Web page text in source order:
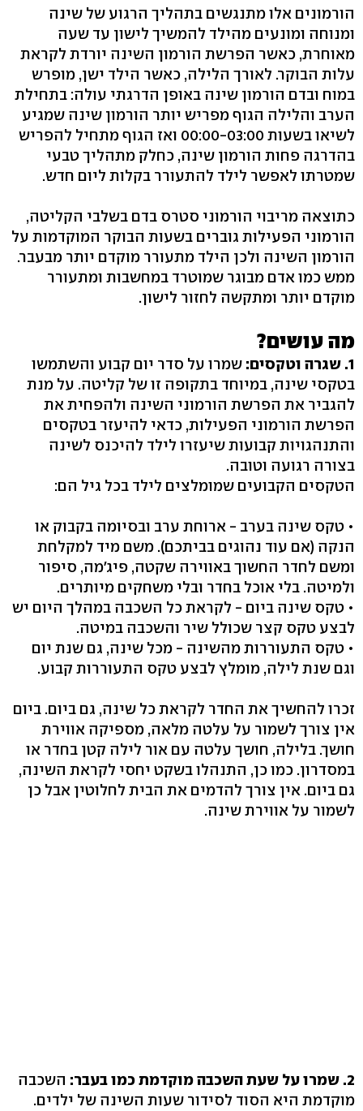
הורמונים אלו מתנגשים בתהליך הרגוע של שינה
ומנוחה ומונעים מהילד להמשיך לישון עד שעה
מאוחרת, כאשר הפרשת הורמון השינה יורדת לקראת
עלות הבוקר. לאורך הלילה, כאשר הילד ישן, מופרש
במוח ובדם הורמון שינה באופן הדרגתי עולה: בתחילת
הערב והלילה הגוף מפריש יותר הורמון שינה שמגיע
לשיאו בשעות 00:00-03:00 ואז הגוף מתחיל להפריש
בהדרגה פחות הורמון שינה, כחלק מתהליך טבעי
שמטרתו לאפשר לילד להתעורר בקלות ליום חדש.
כתוצאה מריבוי הורמוני סטרס בדם בשלבי הקליטה,
הורמוני הפעילות גוברים בשעות הבוקר המוקדמות על
הורמון השינה ולכן הילד מתעורר מוקדם יותר מבעבר.
ממש כמו אדם מבוגר שמוטרד במחשבות ומתעורר
מוקדם יותר ומתקשה לחזור לישון.
מה עושים?
1. שגרה וטקסים:
שמרו על סדר יום קבוע והשתמשו
בטקסי שינה, במיוחד בתקופה זו של קליטה. על מנת
להגביר את הפרשת הורמוני השינה ולהפחית את
הפרשת הורמוני הפעילות, כדאי להיעזר בטקסים
והתנהגויות קבועות שיעזרו לילד להיכנס לשינה
בצורה רגועה וטובה.
הטקסים הקבועים שמומלצים לילד בכל גיל הם:
• טקס שינה בערב - ארוחת ערב ובסיומה בקבוק או
הנקה (אם עוד נהוגים בביתכם). משם מיד למקלחת
ומשם לחדר החשוך באווירה שקטה, פיג'מה, סיפור
ולמיטה. בלי אוכל בחדר ובלי משחקים מיותרים.
• טקס שינה ביום - לקראת כל השכבה במהלך היום יש
לבצע טקס קצר שכולל שיר והשכבה במיטה.
• טקס התעוררות מהשינה - מכל שינה, גם שנת יום
וגם שנת לילה, מומלץ לבצע טקס התעוררות קבוע.
זכרו להחשיך את החדר לקראת כל שינה, גם ביום. ביום
אין צורך לשמור על עלטה מלאה, מספיקה אווירת
חושך. בלילה, חושך עלטה עם אור לילה קטן בחדר או
במסדרון. כמו כן, התנהלו בשקט יחסי לקראת השינה,
גם ביום. אין צורך להדמים את הבית לחלוטין אבל כן
לשמור על אווירת שינה.
2. שמרו על שעת השכבה מוקדמת כמו בעבר:
השכבה
מוקדמת היא הסוד לסידור שעות השינה של ילדים.